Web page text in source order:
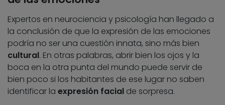
Expertos en neurociencia y psicología han llegado a
la conclusión de que la expresión de las emociones
podría no ser una cuestión innata, sino más bien
cultural. En otras palabras, abrir bien los ojos y la
boca en la otra punta del mundo puede servir de
bien poco si los habitantes de ese lugar no saben
identificar la expresión facial de sorpresa.